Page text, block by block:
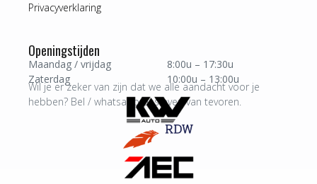
Privacyverklaring
Openingstijden
Maandag / vrijdag
8:00u – 17:30u
Zaterdag
10:00u – 13:00u
Wil je er zeker van zijn dat we alle aandacht voor je
hebben? Bel / whatsapp ons even van tevoren.